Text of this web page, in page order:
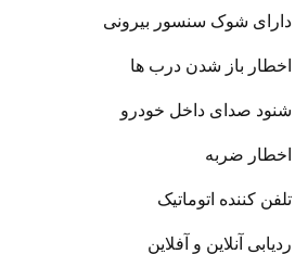
دارای شوک سنسور بیرونی
اخطار باز شدن درب ها
شنود صدای داخل خودرو
اخطار ضربه
تلفن کننده اتوماتیک
ردیابی آنلاین و آفلاین